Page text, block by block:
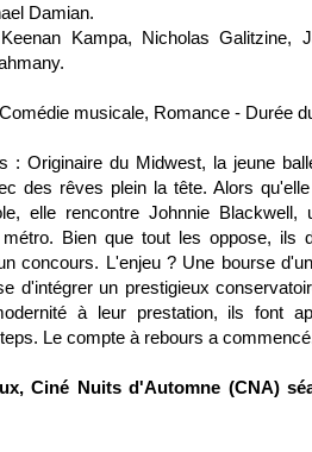
Damian.
Kampa, Nicholas Galitzine,
musicale, Romance - Durée
: Originaire du Midwest, la jeune
des rêves plein la tête. Alors
elle rencontre Johnnie Blackwell,
Bien que tout les oppose, ils
concours. L'enjeu ? Une bourse
d'intégrer un prestigieux
à leur prestation, ils font
Le compte à rebours a
Ciné Nuits d'Automne (CNA)